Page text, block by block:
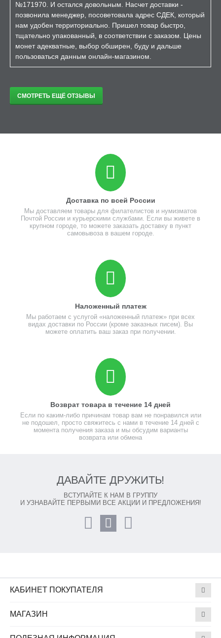
№171970. И остался довольным. Насчет доставки -
позвонила менеджер, посоветовала адрес СДЕК, который
нам удобен территориально. Пришел товар быстро,
тщательно упакованный, в соответствии с заказом. Цены
монет адекватные, выбор обширен, буду и дальше
пользоваться данным онлайн-магазином.
СМОТРЕТЬ ЕЩЁ ОТЗЫВЫ
Доставка по всей России
Мы доставляем товары для филателистов и нумизматов
Почтой России и курьерскими службами. Если вы живете в
крупном городе, то можете заказать доставку в пункт
самовывоза в вашем городе.
Наложенный платеж
Мы работаем с услугой «наложенный платеж» при всех
видах доставки по России (кроме заказных писем). Вы
можете оплатить ваш заказ при получении.
Возврат товара в течение 14 дней
Если по каким-либо причинам товар вам не понравился или
не подошел, просто свяжитесь с нами в течение 14 дней с
момента получения заказа и мы обсудим варианты
возврата или обмена
ДАВАЙТЕ ДРУЖИТЬ!
ВСТУПАЙТЕ К НАМ В ГРУППУ
И УЗНАВАЙТЕ ПЕРВЫМИ ВСЕ АКЦИИ И ПРЕДЛОЖЕНИЯ!
КАБИНЕТ ПОКУПАТЕЛЯ
МАГАЗИН